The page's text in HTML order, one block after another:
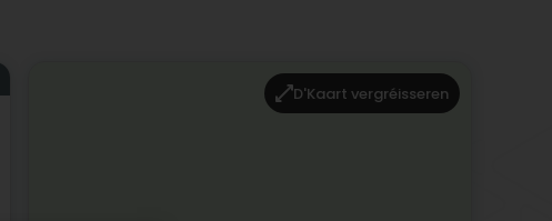
D'Kaart vergréisseren